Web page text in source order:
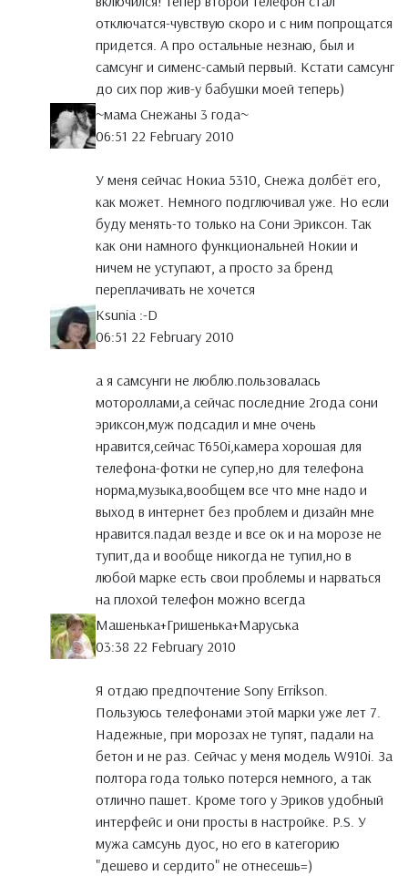
отключатся-чувствую скоро и с ним попрощатся
придется. А про остальные незнаю, был и
самсунг и сименс-самый первый. Кстати самсунг
до сих пор жив-у бабушки моей теперь)
~мама Снежаны 3 года~
06:51 22 February 2010
У меня сейчас Нокиа 5310, Снежа долбёт его,
как может. Немного подглючивал уже. Но если
буду менять-то только на Сони Эриксон. Так
как они намного функциональней Нокии и
ничем не уступают, а просто за бренд
переплачивать не хочется
Ksunia :-D
06:51 22 February 2010
а я самсунги не люблю.пользовалась
мотороллами,а сейчас последние 2года сони
эриксон,муж подсадил и мне очень
нравится,сейчас Т650i,камера хорошая для
телефона-фотки не супер,но для телефона
норма,музыка,вообщем все что мне надо и
выход в интернет без проблем и дизайн мне
нравится.падал везде и все ок и на морозе не
тупит,да и вообще никогда не тупил,но в
любой марке есть свои проблемы и нарваться
на плохой телефон можно всегда
Машенька+Гришенька+Маруська
03:38 22 February 2010
Я отдаю предпочтение Sony Errikson.
Пользуюсь телефонами этой марки уже лет 7.
Надежные, при морозах не тупят, падали на
бетон и не раз. Сейчас у меня модель W910i. За
полтора года только потерся немного, а так
отлично пашет. Кроме того у Эриков удобный
интерфейс и они просты в настройке. P.S. У
мужа самсунь дуос, но его в категорию
"дешево и сердито" не отнесешь=)